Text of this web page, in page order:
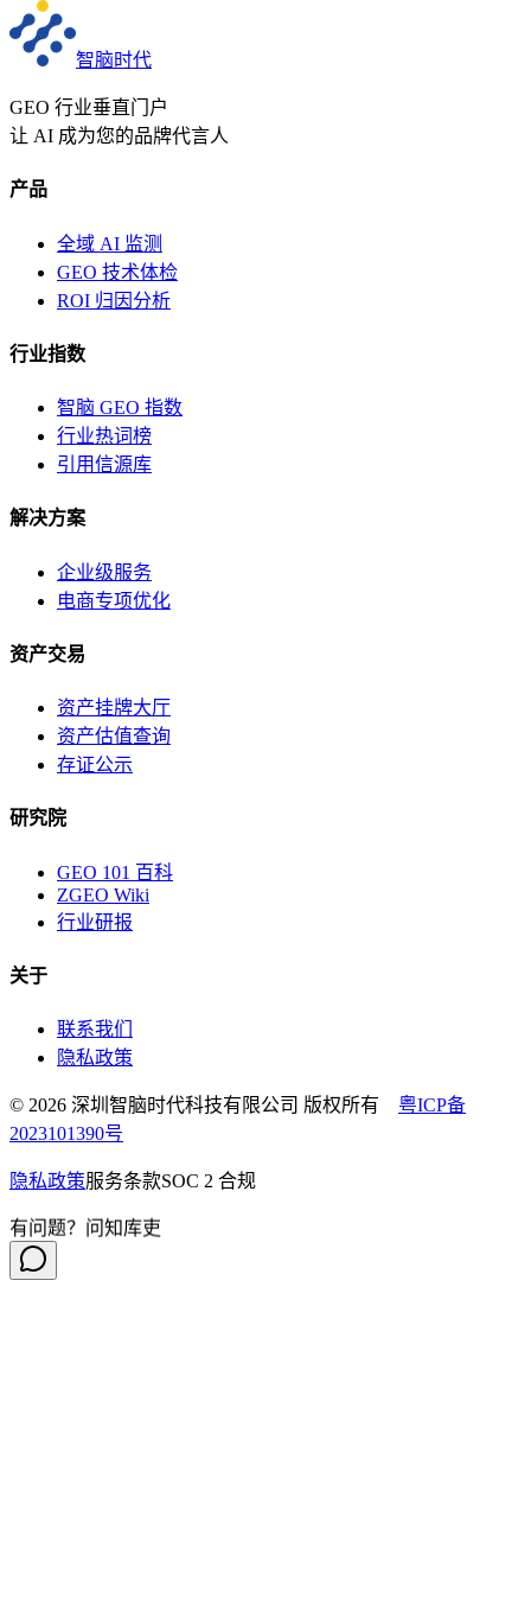
智脑时代
GEO 行业垂直门户
让 AI 成为您的品牌代言人
产品
全域 AI 监测
GEO 技术体检
ROI 归因分析
行业指数
智脑 GEO 指数
行业热词榜
引用信源库
解决方案
企业级服务
电商专项优化
资产交易
资产挂牌大厅
资产估值查询
存证公示
研究院
GEO 101 百科
ZGEO Wiki
行业研报
关于
联系我们
隐私政策
© 2026 深圳智脑时代科技有限公司 版权所有 粤ICP备
2023101390号
隐私政策服务条款SOC 2 合规
有问题？问知库吏